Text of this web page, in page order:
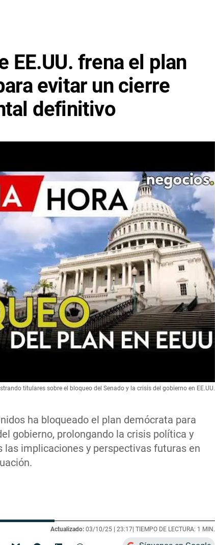
EE.UU. frena el plan
evitar un cierre
definitivo
ha bloqueado el plan demócrata para
gobierno, prolongando la crisis política y
las implicaciones y perspectivas futuras en
titulares sobre el bloqueo del Senado y la crisis del gobierno en EE.UU.
Actualizado: 03/10/25 | 23:17| TIEMPO DE LECTURA: 1 MIN.